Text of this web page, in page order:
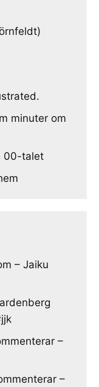
minuter om
00-talet
– Jaiku
–
–